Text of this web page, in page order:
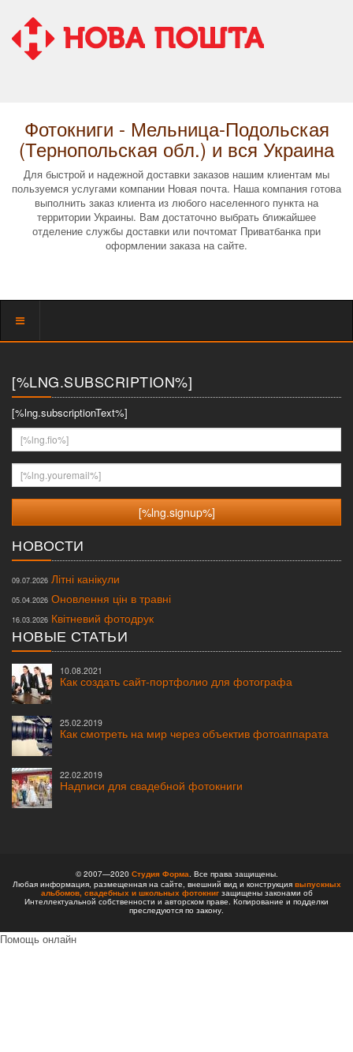
Фотокниги - Мельница-Подольская
(Тернопольская обл.) и вся Украина
Для быстрой и надежной доставки заказов нашим клиентам мы
пользуемся услугами компании Новая почта. Наша компания готова
выполнить заказ клиента из любого населенного пункта на
территории Украины. Вам достаточно выбрать ближайшее
отделение службы доставки или почтомат Приватбанка при
оформлении заказа на сайте.
Показать
[%LNG.SUBSCRIPTION%]
[%lng.subscriptionText%]
[%lng.fio%]
[%lng.youremail%]
НОВОСТИ
09.07.2026 Літні канікули
05.04.2026 Оновлення цін в травні
16.03.2026 Квітневий фотодрук
НОВЫЕ СТАТЬИ
10.08.2021
Как создать сайт-портфолио для фотографа
25.02.2019
Как смотреть на мир через объектив фотоаппарата
22.02.2019
Надписи для свадебной фотокниги
© 2007—2020 Студия Форма . Все права защищены.
Любая информация, размещенная на сайте, внешний вид и конструкция выпускных
альбомов, свадебных и школьных фотокнигзащищены законами об
Интеллектуальной собственности и авторском праве. Копирование и подделки
преследуются по закону.
Помощь онлайн